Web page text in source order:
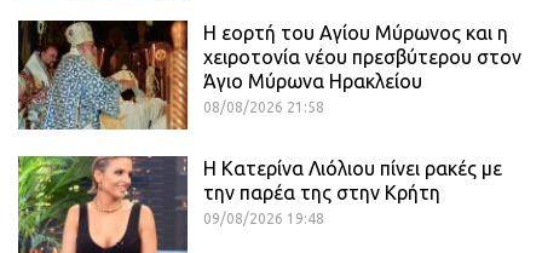
Η εορτή του Αγίου Μύρωνος και η
χειροτονία νέου πρεσβύτερου στον
Άγιο Μύρωνα Ηρακλείου
08/08/2026 21:58
Η Κατερίνα Λιόλιου πίνει ρακές με
την παρέα της στην Κρήτη
09/08/2026 19:48